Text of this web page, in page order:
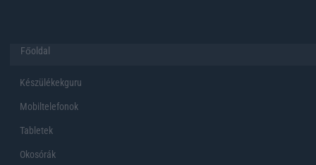
Főoldal
Készülékekguru
Mobiltelefonok
Tabletek
Okosórák